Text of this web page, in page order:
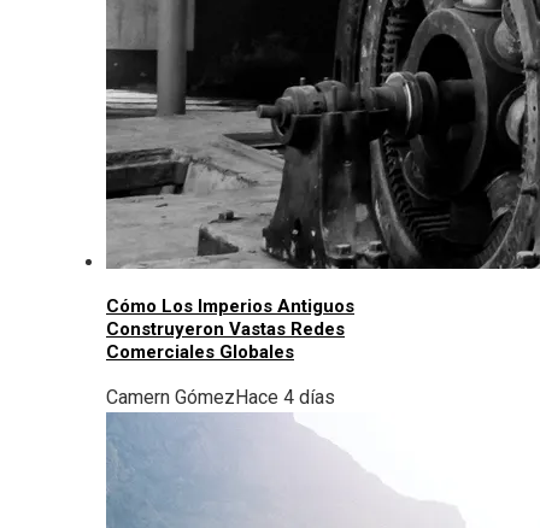
Cómo Los Imperios Antiguos
Construyeron Vastas Redes
Comerciales Globales
Camern GómezHace 4 días